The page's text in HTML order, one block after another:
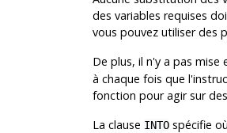
des variables requises
vous pouvez utiliser des
De plus, il n'y a pas
à chaque fois que
fonction pour agir sur
La clause INTOspécifie